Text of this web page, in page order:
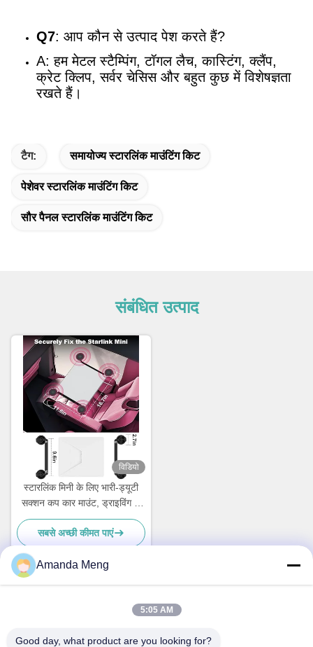
Q7: आप कौन से उत्पाद पेश करते हैं?
A: हम मेटल स्टैम्पिंग, टॉगल लैच, कास्टिंग, क्लैंप,
क्रेट क्लिप, सर्वर चेसिस और बहुत कुछ में विशेषज्ञता
रखते हैं।
टैग: समायोज्य स्टारलिंक माउंटिंग किट
पेशेवर स्टारलिंक माउंटिंग किट
सौर पैनल स्टारलिंक माउंटिंग किट
संबंधित उत्पाद
विडियो
स्टारलिंक मिनी के लिए भारी-ड्यूटी
सक्शन कप कार माउंट, ड्राइविंग के
लिए सुरक्षित वाहन रूफ एडाप्टर किट
सबसे अच्छी कीमत पाएं
Amanda Meng
5:05 AM
Good day, what product are you looking for?